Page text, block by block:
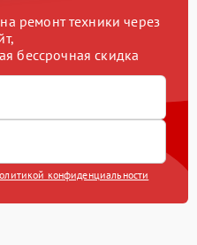
ремонт техники через
бессрочная скидка
конфиденциальности